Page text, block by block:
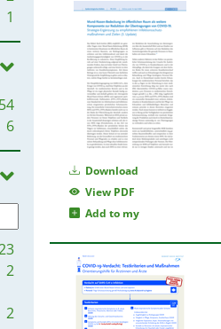
1
54
6
2
2
Download
View PDF
Add to my